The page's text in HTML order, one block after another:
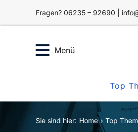
Fragen? 06235 – 92690 |
Menü
Top
Sie sind hier: Home Top